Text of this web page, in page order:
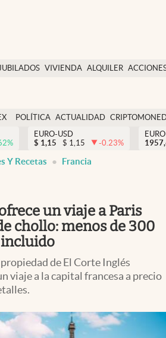
VIVIENDA ALQUILER
POLÍTICA ACTUALIDAD
%
EURO-USD
$ 1,15 $ 1,15 -0.23%
Y Recetas Francia
un viaje a Paris
chollo: menos de 300
de El Corte Inglés
viaje a la capital francesa a precio